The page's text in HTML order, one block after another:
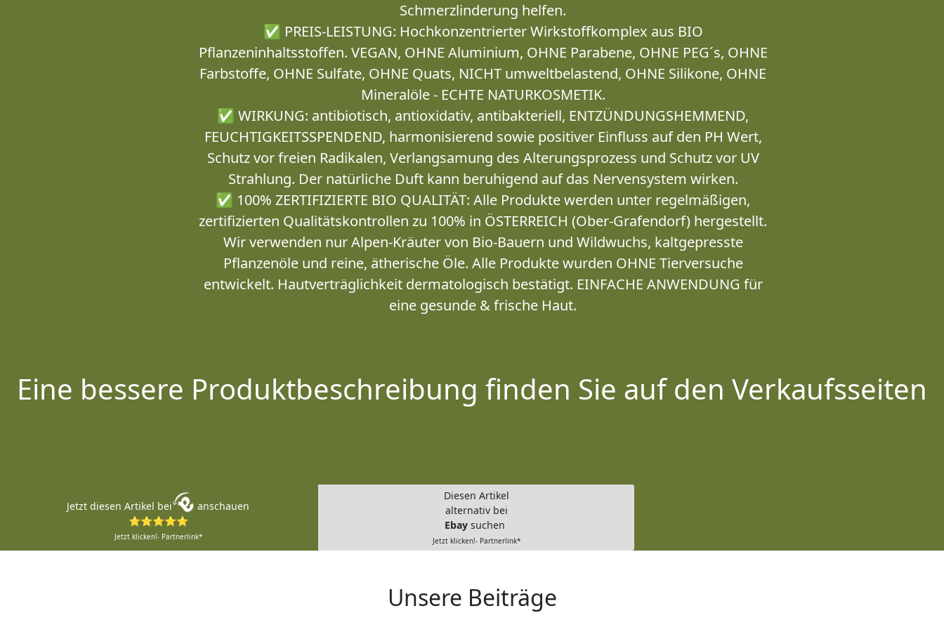
Schmerzlinderung helfen.
✅ PREIS-LEISTUNG: Hochkonzentrierter Wirkstoffkomplex aus BIO
Pflanzeninhaltsstoffen. VEGAN, OHNE Aluminium, OHNE Parabene, OHNE PEG´s, OHNE
Farbstoffe, OHNE Sulfate, OHNE Quats, NICHT umweltbelastend, OHNE Silikone, OHNE
Mineralöle - ECHTE NATURKOSMETIK.
✅ WIRKUNG: antibiotisch, antioxidativ, antibakteriell, ENTZÜNDUNGSHEMMEND,
FEUCHTIGKEITSSPENDEND, harmonisierend sowie positiver Einfluss auf den PH Wert,
Schutz vor freien Radikalen, Verlangsamung des Alterungsprozess und Schutz vor UV
Strahlung. Der natürliche Duft kann beruhigend auf das Nervensystem wirken.
✅ 100% ZERTIFIZIERTE BIO QUALITÄT: Alle Produkte werden unter regelmäßigen,
zertifizierten Qualitätskontrollen zu 100% in ÖSTERREICH (Ober-Grafendorf) hergestellt.
Wir verwenden nur Alpen-Kräuter von Bio-Bauern und Wildwuchs, kaltgepresste
Pflanzenöle und reine, ätherische Öle. Alle Produkte wurden OHNE Tierversuche
entwickelt. Hautverträglichkeit dermatologisch bestätigt. EINFACHE ANWENDUNG für
eine gesunde & frische Haut.
Eine bessere Produktbeschreibung finden Sie auf den Verkaufsseiten
Jetzt diesen Artikel bei
anschauen
⭐⭐⭐⭐⭐
Jetzt klicken!- Partnerlink*
Diesen Artikel
alternativ bei
Ebay suchen
Jetzt klicken!- Partnerlink*
Unsere Beiträge